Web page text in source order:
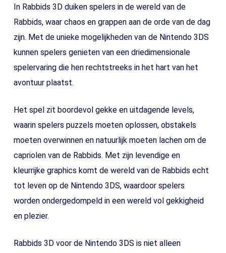
In Rabbids 3D duiken spelers in de wereld van de
Rabbids, waar chaos en grappen aan de orde van de dag
zijn. Met de unieke mogelijkheden van de Nintendo 3DS
kunnen spelers genieten van een driedimensionale
spelervaring die hen rechtstreeks in het hart van het
avontuur plaatst.
Het spel zit boordevol gekke en uitdagende levels,
waarin spelers puzzels moeten oplossen, obstakels
moeten overwinnen en natuurlijk moeten lachen om de
capriolen van de Rabbids. Met zijn levendige en
kleurrijke graphics komt de wereld van de Rabbids echt
tot leven op de Nintendo 3DS, waardoor spelers
worden ondergedompeld in een wereld vol gekkigheid
en plezier.
Rabbids 3D voor de Nintendo 3DS is niet alleen